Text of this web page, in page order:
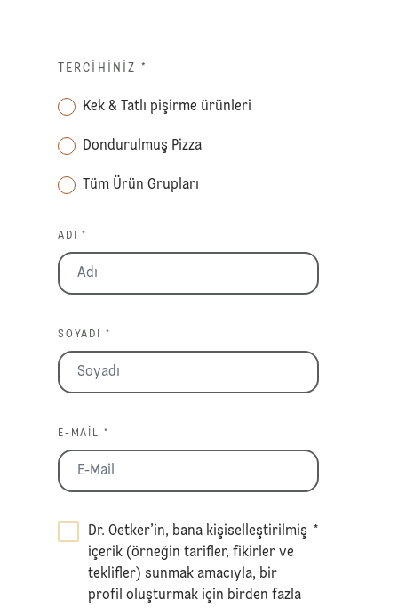
TERCIHINIZ *
Kek & Tatlı pişirme ürünleri
Dondurulmuş Pizza
Tüm Ürün Grupları
ADI *
SOYADI *
E-MAIL *
Dr. Oetker’in, bana kişiselleştirilmiş
içerik (örneğin tarifler, fikirler ve
teklifler) sunmak amacıyla, bir
profil oluşturmak için birden fazla
*